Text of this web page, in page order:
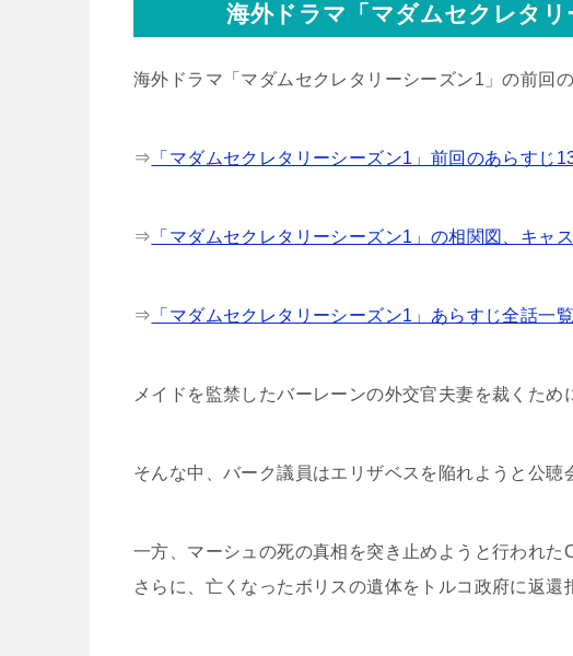
海外ドラマ「マダムセクレタ
海外ドラマ「マダムセクレタリーシーズン1」の前回の
⇒ 「マダムセクレタリーシーズン1」前回のあらすじ
⇒ 「マダムセクレタリーシーズン1」の相関図、キャ
⇒ 「マダムセクレタリーシーズン1」あらすじ全話一
メイドを監禁したバーレーンの外交官夫妻を裁くため
そんな中、バーク議員はエリザベスを陥れようと公聴
一方、マーシュの死の真相を突き止めようと行われた
さらに、亡くなったボリスの遺体をトルコ政府に返還